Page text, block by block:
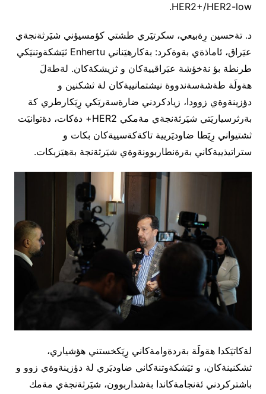
HER2+/HER2-low.
د. تةحسين رِةبيعي، سكرتيَري طشتي كؤمسيؤني شيَرثةنجةي
عيَراق، ئاماذةي بةوةكرد: بةكارهيَناني Enhertu ثيَشكةوتنيَكي
طرنطة بؤ نةخؤشة عيَراقييةكان و ثزيشكةكان. لةطةلَ
هةولَة طةشةسةندووة نيشتمانييةكان لة ثشكنين و
دؤزينةوةي زوودا، زيادكردني ضارةسةريَكي رِيَكارطري كة
بةرثرسياريَتي شيَرثةنجةي مةمكي HER2+ دةكات، دةتوانيَت
ثشتيواني رِيَطا ضاوديَريية تاكةكةسييةكان بكات و
ستراتيذييةكاني بةرةنطاربوونةوةي شيَرثةنجة بةهيَزبكات.
لةكاتيَكدا هةولَة بةردةوامةكاني رِيَكخستني هؤشياري،
ثشكنينةكان، و ثيَشكةوتنةكاني ضاوديَري لة دؤزينةوةي زوو و
باشتركردني ئةنجامةكاندا بةشداربوون، شيَرثةنجةي مةمك